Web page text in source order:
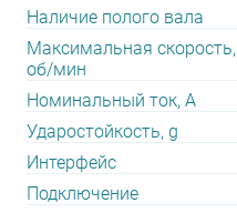
Наличие полого вала
Максимальная скорость,
об/мин
Номинальный ток, А
Ударостойкость, g
Интерфейс
Подключение